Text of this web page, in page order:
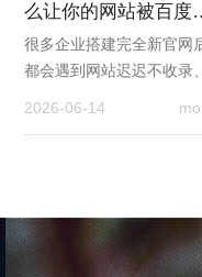
么让你的网站被百度
索引擎发现并抓取
很多企业搭建完全新官网
都会遇到网站迟迟不收录
2026-06-14